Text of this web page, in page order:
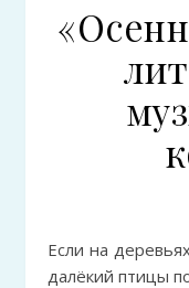
Если на деревьях листья пожелтели, Если в край
далёкий птицы